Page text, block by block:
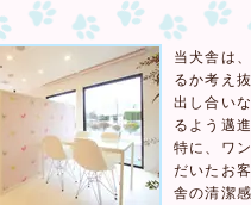
当犬舎は
るか考え
出し合い
るよう邁
特に、ワ
だいたお
舎の清潔